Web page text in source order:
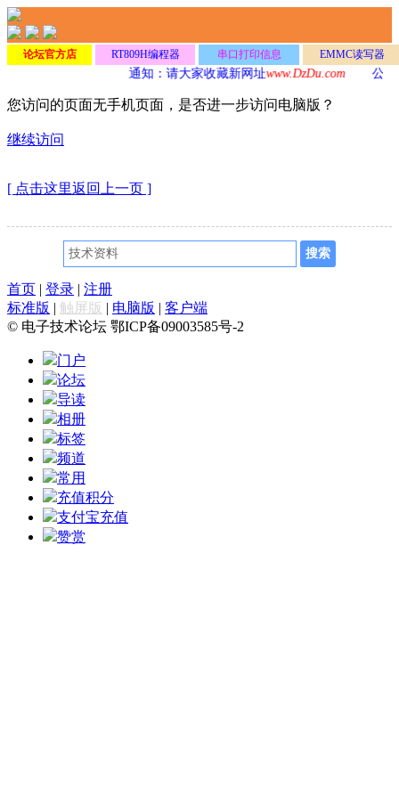
论坛官方店 RT809H编程器 串口打印信息 EMMC读写器
通知：请大家收藏新网址www.DzDu.com 公告
您访问的页面无手机页面，是否进一步访问电脑版？
继续访问
[ 点击这里返回上一页 ]
首页 | 登录 | 注册
标准版 | 触屏版 | 电脑版 | 客户端
© 电子技术论坛 鄂ICP备09003585号-2
门户
论坛
导读
相册
标签
频道
常用
充值积分
支付宝充值
赞赏